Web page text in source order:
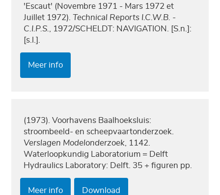
'Escaut' (Novembre 1971 - Mars 1972 et
Juillet 1972).Technical Reports I.C.W.B. -
C.I.P.S.
, 1972/SCHELDT: NAVIGATION. [S.n.]:
[s.l.].
Meer info
(1973). Voorhavens Baalhoeksluis:
stroombeeld- en scheepvaartonderzoek.
Verslagen Modelonderzoek , 1142.
Waterloopkundig Laboratorium = Delft
Hydraulics Laboratory: Delft. 35 + figuren pp.
Meer info Download